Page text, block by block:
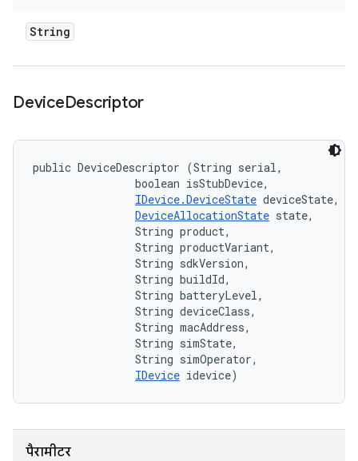
String
DeviceDescriptor
public DeviceDescriptor (String serial,
                boolean isStubDevice,
IDevice.DeviceState deviceState,
DeviceAllocationState state,
                String product,
                String productVariant,
                String sdkVersion,
                String buildId,
                String batteryLevel,
                String deviceClass,
                String macAddress,
                String simState,
                String simOperator,
IDevice idevice)
पैरामीटर